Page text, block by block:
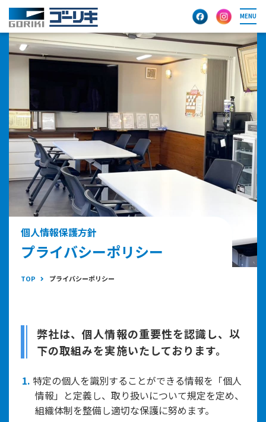
MENU
個人情報保護方針
プライバシーポリシー
TOP プライバシーポリシー
弊社は、個人情報の重要性を認識し、以
下の取組みを実施いたしております。
1. 特定の個人を識別することができる情報を「個人
情報」と定義し、取り扱いについて規定を定め、
組織体制を整備し適切な保護に努めます。